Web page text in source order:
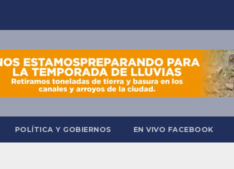
POLÍTICA Y GOBIERNOS EN VIVO FACEBOOK